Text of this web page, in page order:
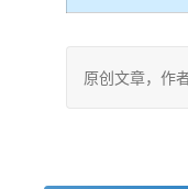
原创文章，作